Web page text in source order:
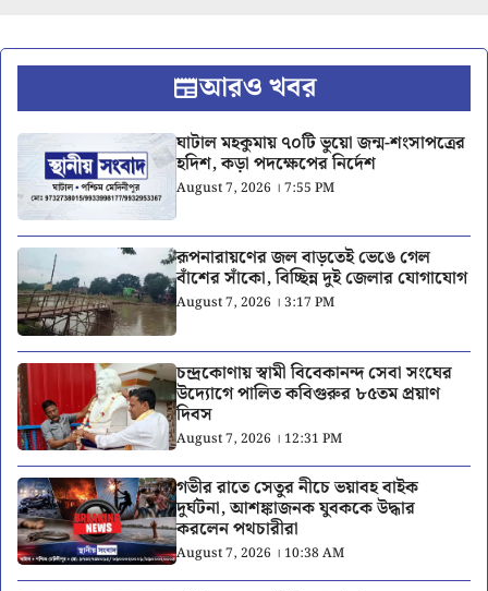
আরও খবর
ঘাটাল মহকুমায় ৭০টি ভুয়ো জন্ম-শংসাপত্রের
হদিশ, কড়া পদক্ষেপের নির্দেশ
August 7, 2026 । 7:55 PM
রূপনারায়ণের জল বাড়তেই ভেঙে গেল
বাঁশের সাঁকো, বিচ্ছিন্ন দুই জেলার যোগাযোগ
August 7, 2026 । 3:17 PM
চন্দ্রকোণায় স্বামী বিবেকানন্দ সেবা সংঘের
উদ্যোগে পালিত কবিগুরুর ৮৫তম প্রয়াণ
দিবস
August 7, 2026 । 12:31 PM
গভীর রাতে সেতুর নীচে ভয়াবহ বাইক
দুর্ঘটনা, আশঙ্কাজনক যুবককে উদ্ধার
করলেন পথচারীরা
August 7, 2026 । 10:38 AM